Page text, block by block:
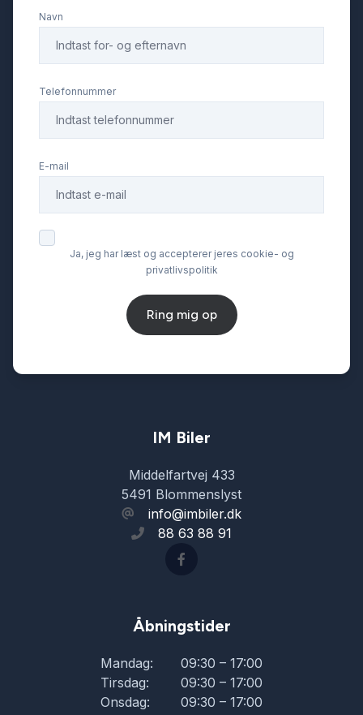
Navigation
Parkeringssensor foran
Ratgearskifte
SD kortlæser
Navn
Telefonnummer
E-mail
Ja, jeg har læst og accepterer jeres cookie- og
privatlivspolitik
Ring mig op
IM Biler
Middelfartvej 433
5491 Blommenslyst
info@imbiler.dk
88 63 88 91
Åbningstider
Mandag:
09:30 – 17:00
Tirsdag:
09:30 – 17:00
Onsdag:
09:30 – 17:00